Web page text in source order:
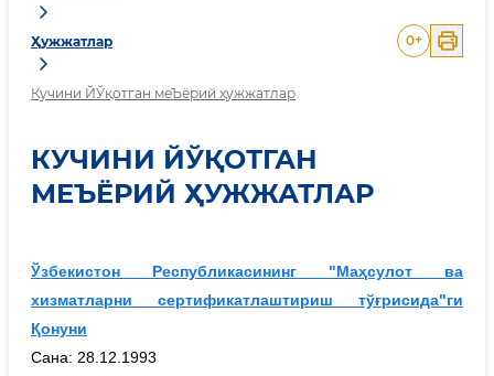
Ҳужжатлар
Кучини ЙЎқотган меЪёрий ҳужжатлар
0+
КУЧИНИ ЙЎҚОТГАН
МЕЪЁРИЙ ҲУЖЖАТЛАР
Ўзбекистон Республикасининг "Маҳсулот ва
хизматларни сертификатлаштириш тўғрисида"ги
Қонуни
Сана: 28.12.1993